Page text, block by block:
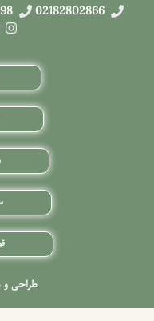
02182802866
طراحی